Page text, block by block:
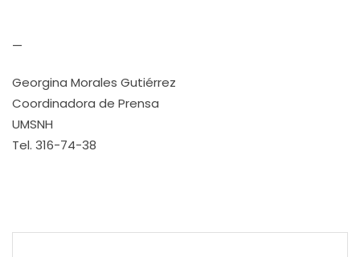
—
Georgina Morales Gutiérrez
Coordinadora de Prensa
UMSNH
Tel. 316-74-38